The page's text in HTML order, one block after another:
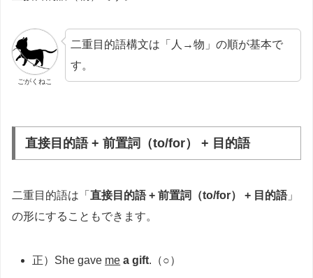
ごがくねこ
二重目的語構文は「人→物」の順が基本で
す。
直接目的語 + 前置詞（to/for） + 目的語
二重目的語は「 直接目的語 + 前置詞（to/for） + 目的語」
の形にすることもできます。
正）She gave me a gift.（○）